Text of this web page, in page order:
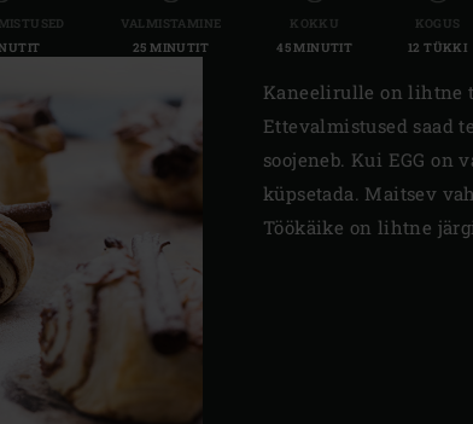
VALMISTAMINE
25 MINUTIT
KOKKU
45 MINUTIT
KOGUS
12 TÜKKI
Kaneelirulle on lihtne
Ettevalmistused saad
soojeneb. Kui EGG
küpsetada. Maitsev
Töökäike on lihtne